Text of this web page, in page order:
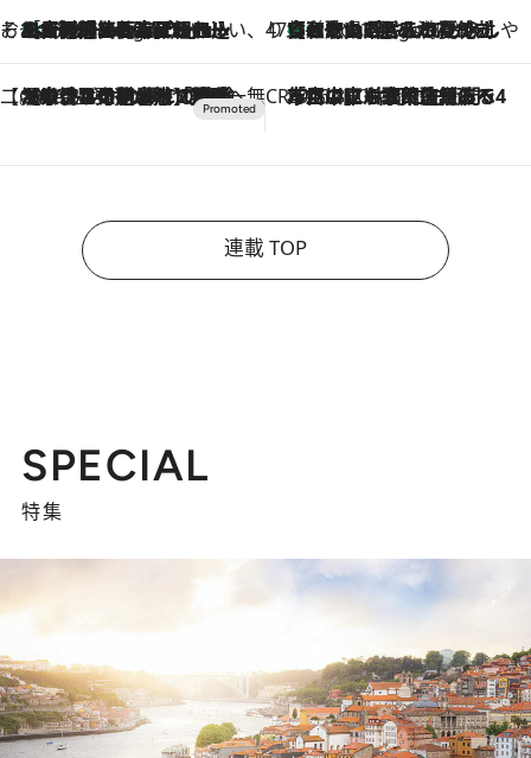
そおだよおこの関西おいしい、おやつ紀行4 Hours Ago
［大阪府箕面市］一皿一皿目の前で仕上げられる、料理を巧みに組み込んだアシェットデセールコース「ミチル アシェット デセール（Michiru assiette dessert）」 47都道府県の手みやげ ひんやりスイーツで夏を満喫
4 Hours Ago
【和歌山県】この夏絶対食べたい 冷やしておいしいおやつ3選 みかんがごろっと丸ごと入ったジュレ
【CREA×星野リゾート】唯一無二。癒しと発見が待つ場所へ
2026.8.7
【トンボの足水浴】ヒノキの香りに包まれて涼感マックス！約13℃の湧水かけ流しを避暑地「星野温泉 トンボの湯」で体験 CREA'S CHOICE
2026.8.7
「立川にも歌舞伎があるんだよ」 片岡仁左衛門・市川中車ら豪華座組みで4年目の立川立飛歌舞伎へ
連載 TOP
SPECIAL
特集